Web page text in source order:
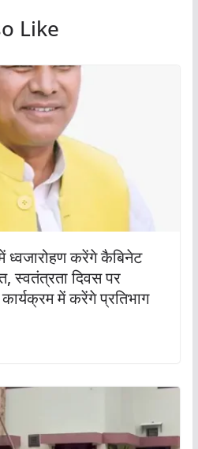
Like
करेंगे कैबिनेट
स्वतंत्रता दिवस पर
में करेंगे प्रतिभाग